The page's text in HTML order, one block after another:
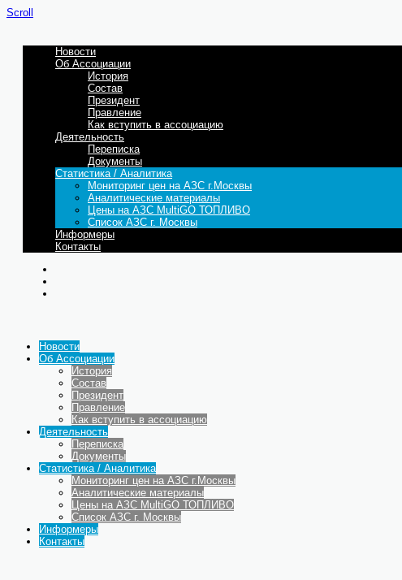
Scroll
Новости
Об Ассоциации
История
Состав
Президент
Правление
Как вступить в ассоциацию
Деятельность
Переписка
Документы
Статистика / Аналитика
Мониторинг цен на АЗС г.Москвы
Аналитические материалы
Цены на АЗС MultiGO ТОПЛИВО
Список АЗС г. Москвы
Информеры
Контакты
Новости
Об Ассоциации
История
Состав
Президент
Правление
Как вступить в ассоциацию
Деятельность
Переписка
Документы
Статистика / Аналитика
Мониторинг цен на АЗС г.Москвы
Аналитические материалы
Цены на АЗС MultiGO ТОПЛИВО
Список АЗС г. Москвы
Информеры
Контакты